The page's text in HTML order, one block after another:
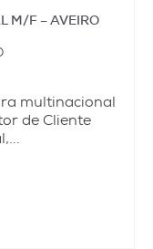
M/F – AVEIRO
multinacional
de Cliente